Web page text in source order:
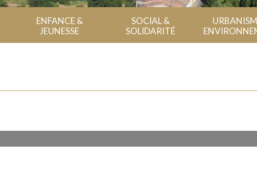
ENFANCE &
JEUNESSE
SOCIAL &
SOLIDARITÉ